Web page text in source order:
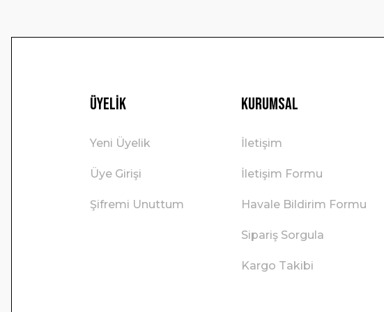
Üyelik
Yeni Üyelik
Üye Girişi
Şifremi Unuttum
Kurumsal
İletişim
İletişim Formu
Havale Bildirim Formu
Sipariş Sorgula
Kargo Takibi